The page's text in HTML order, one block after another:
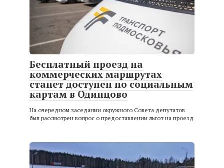
Бесплатный проезд на
коммерческих маршрутах
станет доступен по социальным
картам в Одинцово
На очередном заседании окружного Совета депутатов
был рассмотрен вопрос о предоставлении льгот на проезд